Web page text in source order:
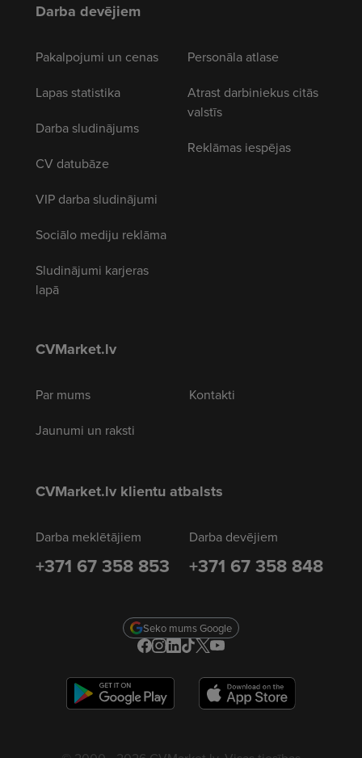
Darba devējiem
Pakalpojumi un cenas
Lapas statistika
Darba sludinājums
CV datubāze
VIP darba sludinājumi
Sociālo mediju reklāma
Sludinājumi karjeras
lapā
Personāla atlase
Atrast darbiniekus citās
valstīs
Reklāmas iespējas
CVMarket.lv
Par mums
Jaunumi un raksti
Kontakti
CVMarket.lv klientu atbalsts
Darba meklētājiem
+371 67 358 853
Darba devējiem
+371 67 358 848
Seko mums Google